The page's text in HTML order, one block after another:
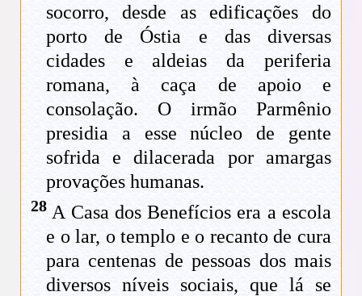
socorro, desde as edificações do
porto de Óstia e das diversas
cidades e aldeias da periferia
romana, à caça de apoio e
consolação. O irmão Parmênio
presidia a esse núcleo de gente
sofrida e dilacerada por amargas
provações humanas.
28 A Casa dos Benefícios era a escola
e o lar, o templo e o recanto de cura
para centenas de pessoas dos mais
diversos níveis sociais, que lá se